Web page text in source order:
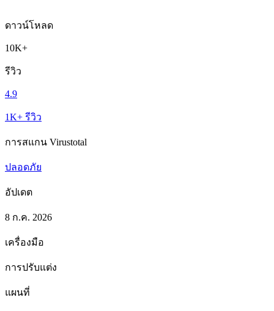
ดาวน์โหลด
10K+
รีวิว
4.9
1K+ รีวิว
การสแกน Virustotal
ปลอดภัย
อัปเดต
8 ก.ค. 2026
เครื่องมือ
การปรับแต่ง
แผนที่